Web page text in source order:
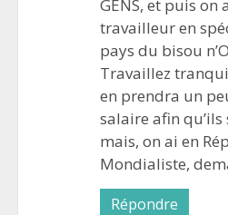
GENS, et puis on
travailleur en
pays du bisou
Travaillez
en prendra un
salaire afin qu’ils
mais, on ai en
Mondialiste,
Répondre